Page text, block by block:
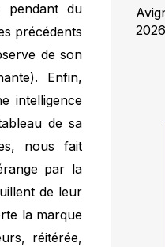
pendant du
précédents
de son
Enfin,
intelligence
de sa
nous fait
par la
de leur
la marque
réitérée,